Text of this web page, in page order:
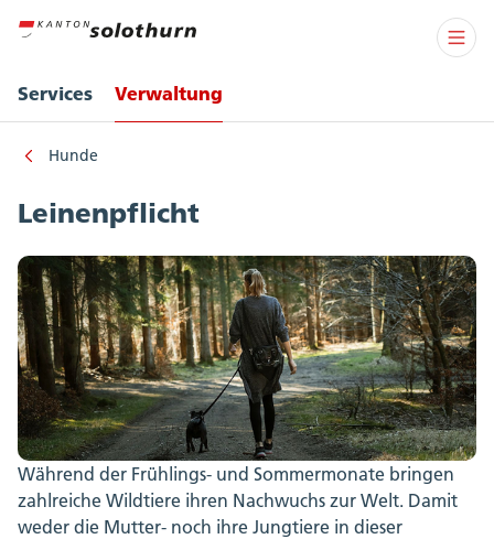
Services Verwaltung
Hunde
Leinenpflicht
Während der Frühlings- und Sommermonate bringen
zahlreiche Wildtiere ihren Nachwuchs zur Welt. Damit
weder die Mutter- noch ihre Jungtiere in dieser